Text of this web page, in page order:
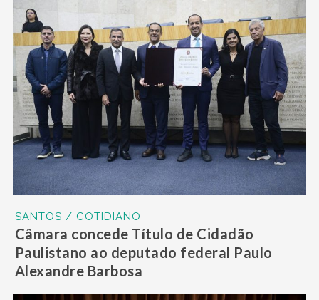
SANTOS / COTIDIANO
Câmara concede Título de Cidadão
Paulistano ao deputado federal Paulo
Alexandre Barbosa